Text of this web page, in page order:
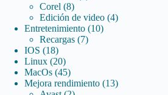
Corel 88
productos
Edición de video 44
Entretenimiento 1010
Recargas 77
IOS 1818
productos
Linux 2020
productos
MacOs 4545
productos
Mejora rendimiento 1313